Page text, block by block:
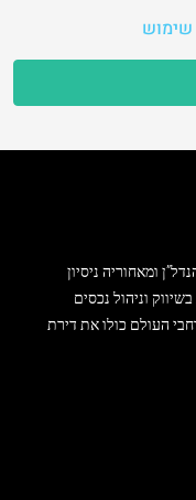
שימוש
ומאחוריה ניסיון
בשיווק וניהול נכסים
העולם כולו את דירת